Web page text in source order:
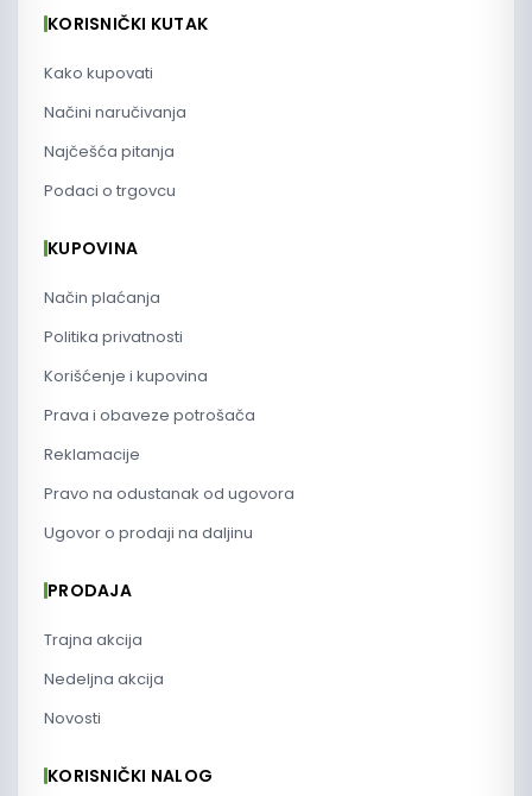
KORISNIČKI KUTAK
Kako kupovati
Načini naručivanja
Najčešća pitanja
Podaci o trgovcu
KUPOVINA
Način plaćanja
Politika privatnosti
Korišćenje i kupovina
Prava i obaveze potrošača
Reklamacije
Pravo na odustanak od ugovora
Ugovor o prodaji na daljinu
PRODAJA
Trajna akcija
Nedeljna akcija
Novosti
KORISNIČKI NALOG